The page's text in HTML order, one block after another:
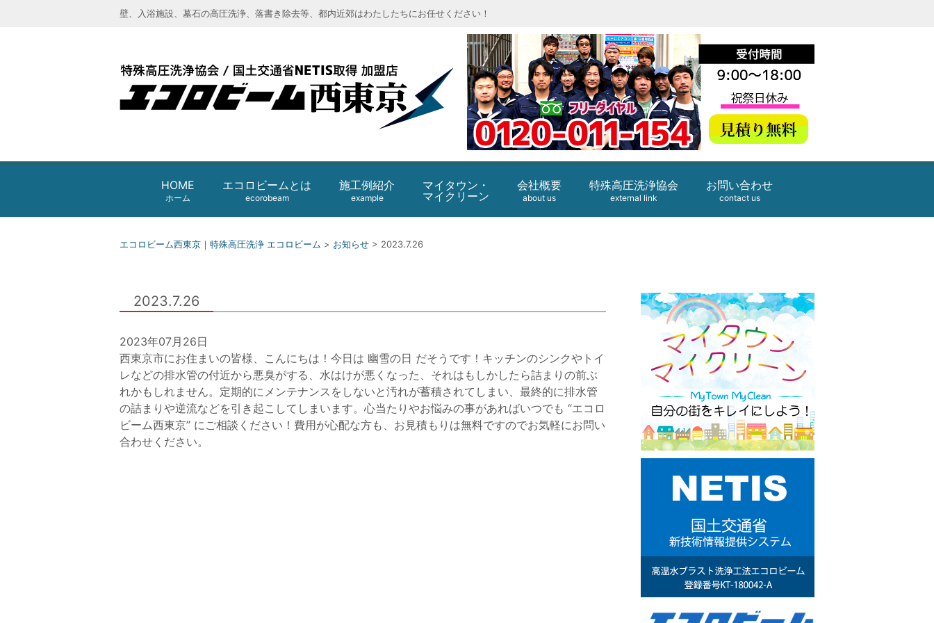
壁、入浴施設、墓石の高圧洗浄、落書き除去等、都内近郊はわたしたちにお任せください！
HOME
ホーム
エコロビームとは
ecorobeam
施工例紹介
example
マイタウン・
マイクリーン
会社概要
about us
特殊高圧洗浄協会
external link
お問い合わせ
contact us
エコロビーム西東京｜特殊高圧洗浄 エコロビーム > お知らせ > 2023.7.26
2023.7.26
2023年07月26日
西東京市にお住まいの皆様、こんにちは！今日は 幽雪の日 だそうです！キッチンのシンクやトイ
レなどの排水管の付近から悪臭がする、水はけが悪くなった、それはもしかしたら詰まりの前ぶ
れかもしれません。定期的にメンテナンスをしないと汚れが蓄積されてしまい、最終的に排水管
の詰まりや逆流などを引き起こしてしまいます。心当たりやお悩みの事があればいつでも “エコロ
ビーム西東京” にご相談ください！費用が心配な方も、お見積もりは無料ですのでお気軽にお問い
合わせください。